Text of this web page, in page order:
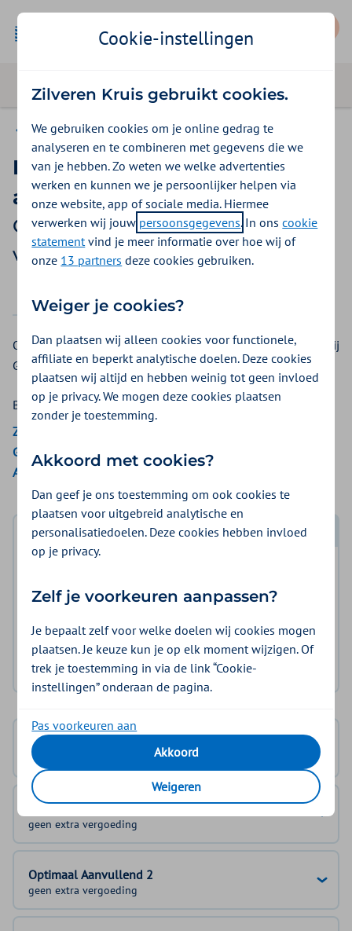
Gemeenten Optimaal
Incontinentie-
absorptiemateriaal
Gemeenten Optimaal
vergoedingen 2026
2025 2026
Opvangmateriaal bij incontinentie van urine of ontlasting. Bij
Gemeente Optimaal krijgt u hiervoor een vergoeding.
Bekijk de vergoedingen van:
Zilveren Kruis
Gemeente Amsterdam
Aon Vitaal
Log in met DigiD
voor u gelden.
Log in met DigiD
Geen DigiD?Vraag aan
Basisverzekering
100%
Optimaal Aanvullend 1
geen extra vergoeding
Optimaal Aanvullend 2
geen extra vergoeding
Cookie-instellingen
Zilveren Kruis gebruikt cookies.
We gebruiken cookies om je online gedrag te
analyseren en te combineren met gegevens die we
van je hebben. Zo weten we welke advertenties
werken en kunnen we je persoonlijker helpen via
onze website, app of sociale media. Hiermee
verwerken wij jouw persoonsgegevens. In onscookie
statementvind je meer informatie over hoe wij of
onze 13 partners deze cookies gebruiken.
Weiger je cookies?
Dan plaatsen wij alleen cookies voor functionele,
affiliate en beperkt analytische doelen. Deze cookies
plaatsen wij altijd en hebben weinig tot geen invloed
op je privacy. We mogen deze cookies plaatsen
zonder je toestemming.
Akkoord met cookies?
Dan geef je ons toestemming om ook cookies te
plaatsen voor uitgebreid analytische en
personalisatiedoelen. Deze cookies hebben invloed
op je privacy.
Zelf je voorkeuren aanpassen?
Je bepaalt zelf voor welke doelen wij cookies mogen
plaatsen. Je keuze kun je op elk moment wijzigen. Of
trek je toestemming in via de link “Cookie-
instellingen” onderaan de pagina.
Pas voorkeuren aan
Akkoord
Weigeren